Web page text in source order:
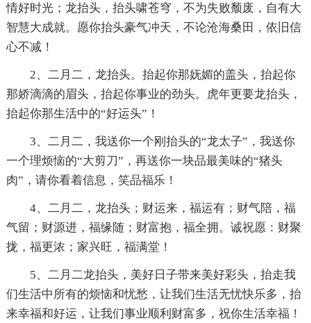
情好时光；龙抬头，抬头啸苍穹，不为失败颓废，自有大
智慧大成就。愿你抬头豪气冲天，不论沧海桑田，依旧信
心不减！
2、二月二，龙抬头。抬起你那妩媚的盖头，抬起你
那娇滴滴的眉头，抬起你事业的劲头。虎年更要龙抬头，
抬起你那生活中的“好运头”！
3、二月二，我送你一个刚抬头的“龙太子”，我送你
一个理烦恼的“大剪刀”，再送你一块品最美味的“猪头
肉”，请你看着信息，笑品福乐！
4、二月二，龙抬头；财运来，福运有；财气陪，福
气留；财源进，福缘随；财富抱，福全拥。诚祝愿：财聚
拢，福更浓；家兴旺，福满堂！
5、二月二龙抬头，美好日子带来美好彩头，抬走我
们生活中所有的烦恼和忧愁，让我们生活无忧快乐多，抬
来幸福和好运，让我们事业顺利财富多，祝你生活幸福！